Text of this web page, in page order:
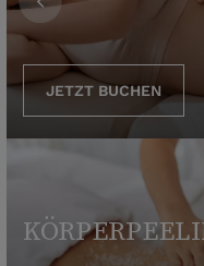
JETZT BUCHEN